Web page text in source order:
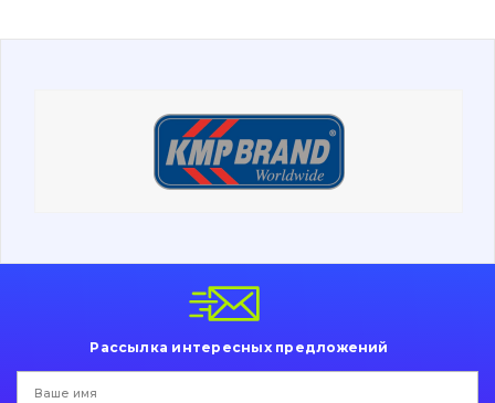
Коронки, зубья, адаптера, пальцы, фиксаторы
Ножи, режущие кромки
написати
зателефонувати
Рассылка интересных предложений